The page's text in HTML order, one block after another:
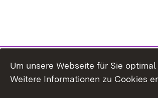
Um unsere Webseite für Sie
Weitere Informationen zu Cookies